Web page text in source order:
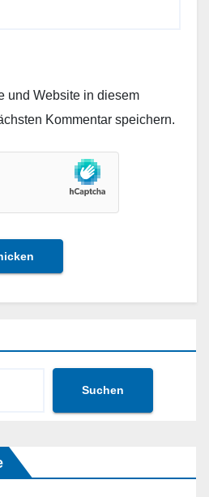
und Website in diesem
Kommentar speichern.
Suchen